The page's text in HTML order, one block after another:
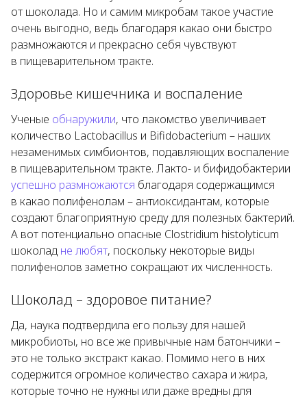
от шоколада. Но и самим микробам такое участие
очень выгодно, ведь благодаря какао они быстро
размножаются и прекрасно себя чувствуют
в пищеварительном тракте.
Здоровье кишечника и воспаление
Ученые обнаружили, что лакомство увеличивает
количество Lactobacillus и Bifidobacterium – наших
незаменимых симбионтов, подавляющих воспаление
в пищеварительном тракте. Лакто- и бифидобактерии
успешно размножаются благодаря содержащимся
в какао полифенолам – антиоксидантам, которые
создают благоприятную среду для полезных бактерий.
А вот потенциально опасные Clostridium histolyticum
шоколад не любят, поскольку некоторые виды
полифенолов заметно сокращают их численность.
Шоколад – здоровое питание?
Да, наука подтвердила его пользу для нашей
микробиоты, но все же привычные нам батончики –
это не только экстракт какао. Помимо него в них
содержится огромное количество сахара и жира,
которые точно не нужны или даже вредны для